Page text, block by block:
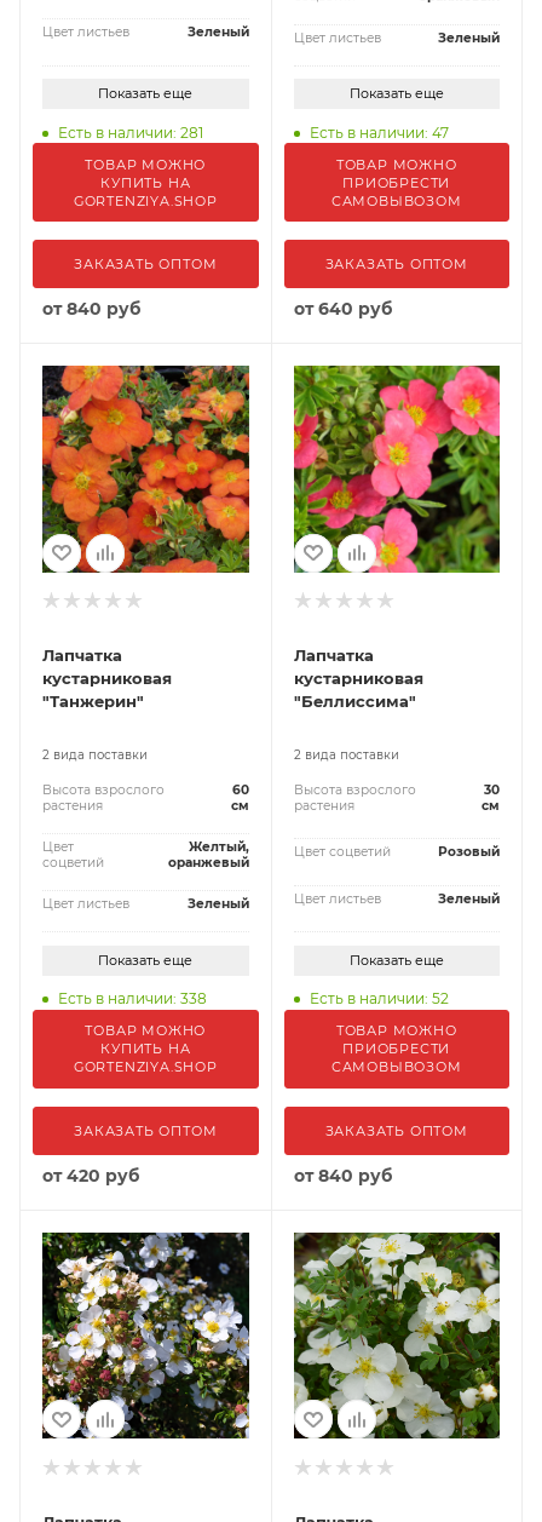
Цвет листьев Зеленый
Показать еще
Есть в наличии: 281
ТОВАР МОЖНО
КУПИТЬ НА
GORTENZIYA.SHOP
ЗАКАЗАТЬ ОПТОМ
от840 руб
Цвет листьев Зеленый
Показать еще
Есть в наличии: 47
ТОВАР МОЖНО
ПРИОБРЕСТИ
САМОВЫВОЗОМ
ЗАКАЗАТЬ ОПТОМ
от640 руб
Лапчатка
кустарниковая
"Танжерин"
2 вида поставки
Высота взрослого
растения
60
см
Цвет
соцветий
Желтый,
оранжевый
Цвет листьев Зеленый
Показать еще
Есть в наличии: 338
ТОВАР МОЖНО
КУПИТЬ НА
GORTENZIYA.SHOP
ЗАКАЗАТЬ ОПТОМ
от420 руб
Лапчатка
кустарниковая
"Беллиссима"
2 вида поставки
Высота взрослого
растения
30
см
Цвет соцветий Розовый
Цвет листьев Зеленый
Показать еще
Есть в наличии: 52
ТОВАР МОЖНО
ПРИОБРЕСТИ
САМОВЫВОЗОМ
ЗАКАЗАТЬ ОПТОМ
от840 руб